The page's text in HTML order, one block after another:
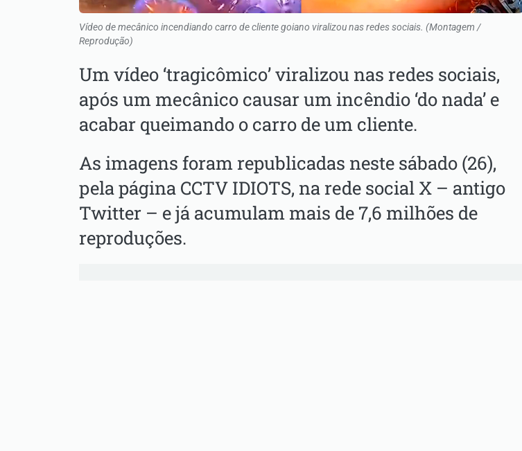
Vídeo de mecânico incendiando carro de cliente goiano viralizou nas redes sociais. (Montagem /
Reprodução)
Um vídeo ‘tragicômico’ viralizou nas redes sociais,
após um mecânico causar um incêndio ‘do nada’ e
acabar queimando o carro de um cliente.
As imagens foram republicadas neste sábado (26),
pela página CCTV IDIOTS, na rede social X – antigo
Twitter – e já acumulam mais de 7,6 milhões de
reproduções.